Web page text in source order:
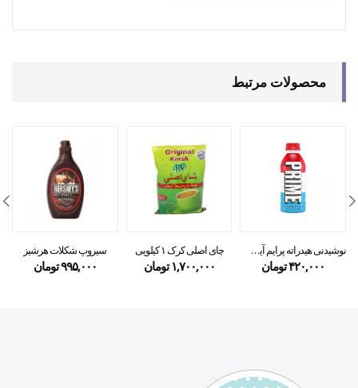
محصولات مرتبط
نوشیدنی هیدراته پرایم آیس پاپ prime
۴۲۰,۰۰۰تومان
چای اصلی کرک ۱ کیلویی
۱,۷۰۰,۰۰۰ تومان
سیروپ شکلات هرشیز
۹۹۵,۰۰۰تومان